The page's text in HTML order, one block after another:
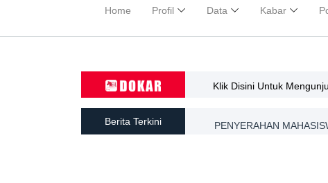
Home Profil Data Kabar
Klik Disini Untuk
Berita Terkini PENYERAHAN